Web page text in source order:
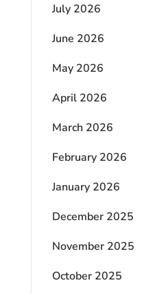
July 2026
June 2026
May 2026
April 2026
March 2026
February 2026
January 2026
December 2025
November 2025
October 2025